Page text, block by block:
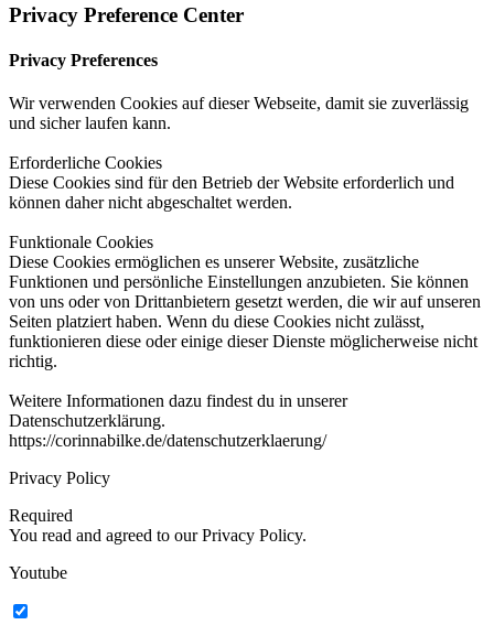
Privacy Preference Center
Privacy Preferences
Wir verwenden Cookies auf dieser Webseite, damit sie zuverlässig
und sicher laufen kann.
Erforderliche Cookies
Diese Cookies sind für den Betrieb der Website erforderlich und
können daher nicht abgeschaltet werden.
Funktionale Cookies
Diese Cookies ermöglichen es unserer Website, zusätzliche
Funktionen und persönliche Einstellungen anzubieten. Sie können
von uns oder von Drittanbietern gesetzt werden, die wir auf unseren
Seiten platziert haben. Wenn du diese Cookies nicht zulässt,
funktionieren diese oder einige dieser Dienste möglicherweise nicht
richtig.
Weitere Informationen dazu findest du in unserer
Datenschutzerklärung.
https://corinnabilke.de/datenschutzerklaerung/
Privacy Policy
Required
You read and agreed to our Privacy Policy.
Youtube